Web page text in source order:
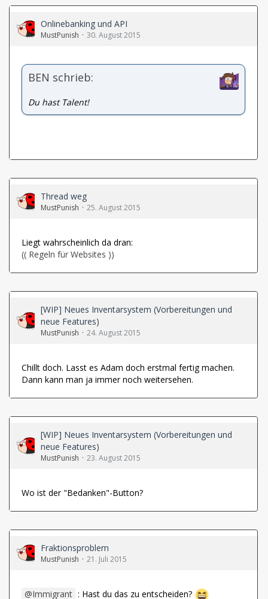
Onlinebanking und API
MustPunish 30. August 2015
BEN schrieb:
Du hast Talent!
Thread weg
MustPunish 25. August 2015
Liegt wahrscheinlich da dran:
(( Regeln für Websites ))
[WIP] Neues Inventarsystem (Vorbereitungen und
neue Features)
MustPunish 24. August 2015
Chillt doch. Lasst es Adam doch erstmal fertig machen.
Dann kann man ja immer noch weitersehen.
[WIP] Neues Inventarsystem (Vorbereitungen und
neue Features)
MustPunish 23. August 2015
Wo ist der "Bedanken"-Button?
Fraktionsproblem
MustPunish 21. Juli 2015
Immigrant : Hast du das zu entscheiden?